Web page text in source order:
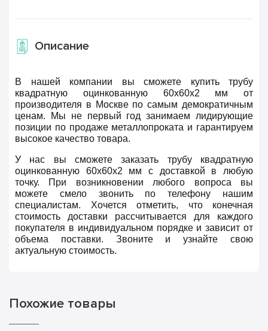
Описание
В нашей компании вы сможете купить трубу
квадратную оцинкованную 60х60х2 мм от
производителя в Москве по самым демократичным
ценам. Мы не первый год занимаем лидирующие
позиции по продаже металлопроката и гарантируем
высокое качество товара.
У нас вы сможете заказать трубу квадратную
оцинкованную 60х60х2 мм с доставкой в любую
точку. При возникновении любого вопроса вы
можете смело звонить по телефону нашим
специалистам. Хочется отметить, что конечная
стоимость доставки рассчитывается для каждого
покупателя в индивидуальном порядке и зависит от
объема поставки. Звоните и узнайте свою
актуальную стоимость.
Похожие товары